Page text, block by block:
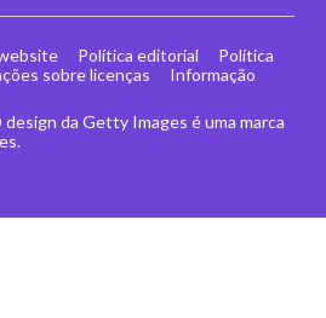
da Getty Images é uma marca
Política editorial
Política
sobre licenças
Informação